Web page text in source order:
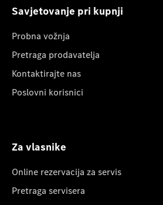
Savjetovanje pri kupnji
Probna vožnja
Pretraga prodavatelja
Kontaktirajte nas
Poslovni korisnici
Za vlasnike
Online rezervacija za servis
Pretraga servisera